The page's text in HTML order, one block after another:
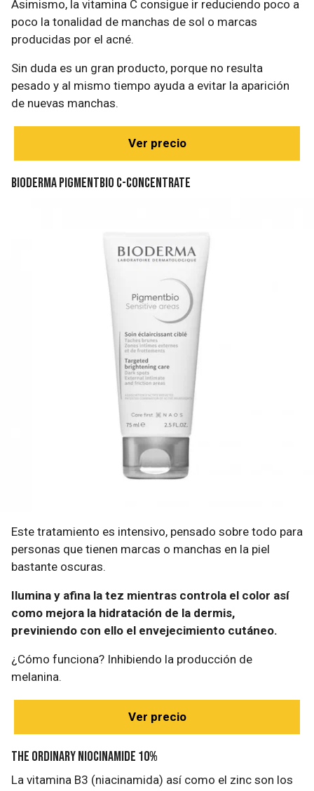
Asimismo, la vitamina C consigue ir reduciendo poco a
poco la tonalidad de manchas de sol o marcas
producidas por el acné.
Sin duda es un gran producto, porque no resulta
pesado y al mismo tiempo ayuda a evitar la aparición
de nuevas manchas.
Ver precio
Bioderma Pigmentbio C-Concentrate
Este tratamiento es intensivo, pensado sobre todo para
personas que tienen marcas o manchas en la piel
bastante oscuras.
Ilumina y afina la tez mientras controla el color así
como mejora la hidratación de la dermis,
previniendo con ello el envejecimiento cutáneo.
¿Cómo funciona? Inhibiendo la producción de
melanina.
Ver precio
The Ordinary Niocinamide 10%
La vitamina B3 (niacinamida) así como el zinc son los